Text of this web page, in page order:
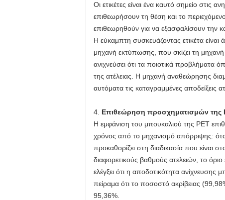
Οι ετικέτες είναι ένα καυτό σημείο
επιθεωρήσουν τη θέση και το
επιθεωρηθούν για να εξασφαλίσουν την
Η εύκαμπτη συσκευάζοντας ετικέτα
μηχανή εκτύπωσης, που σκίζει τη μηχανή
ανιχνεύσει ότι τα ποιοτικά προβλήματα
της ατέλειας. Η μηχανή αναθεώρησης
αυτόματα τις καταγραμμένες αποδείξεις
4. Επιθεώρηση προσχηματισμών της
Η εμφάνιση του μπουκαλιού της PET
χρόνος από το μηχανισμό απόρριψης:
προκαθορίζει στη διαδικασία που είναι
διαφορετικούς βαθμούς ατελειών, το
ελέγξει ότι η αποδοτικότητα
πείραμα ότι το ποσοστό ακρίβειας
95,36%.